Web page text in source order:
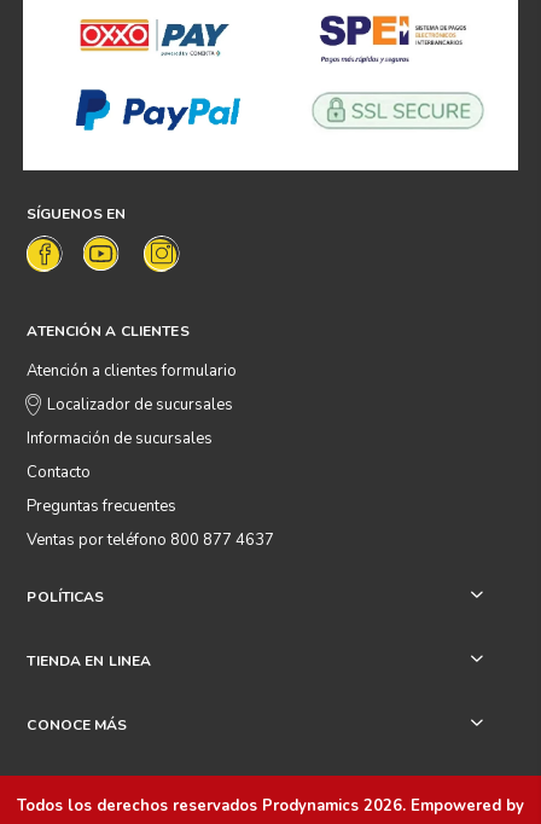
SÍGUENOS EN
ATENCIÓN A CLIENTES
Atención a clientes formulario
Localizador de sucursales
Información de sucursales
Contacto
Preguntas frecuentes
Ventas por teléfono 800 877 4637
POLÍTICAS +
TIENDA EN LINEA +
CONOCE MÁS +
Todos los derechos reservados Prodynamics 2026. Empowered by